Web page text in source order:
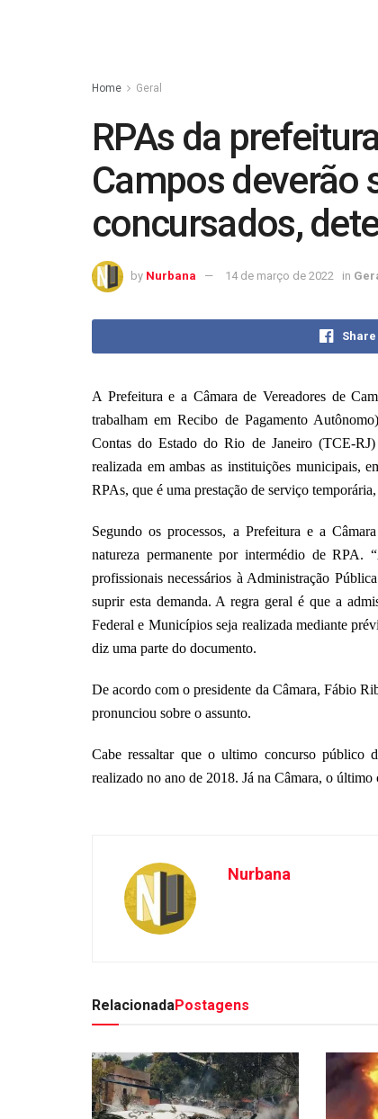
Home Geral
RPAs da
Campos deverão
concursados,
by Nurbana 14 de março de 2022 in
A Prefeitura e a Câmara de Vereadores de
trabalham em Recibo de Pagamento
Contas do Estado do Rio de Janeiro (TCE-
realizada em ambas as instituições municipais,
RPAs, que é uma prestação de serviço
Segundo os processos, a Prefeitura e a
natureza permanente por intermédio de RPA.
profissionais necessários à Administração
suprir esta demanda. A regra geral é que a
Federal e Municípios seja realizada mediante
diz uma parte do documento.
De acordo com o presidente da Câmara, Fábio
pronunciou sobre o assunto.
Cabe ressaltar que o ultimo concurso público
realizado no ano de 2018. Já na Câmara, o
Nurbana
RelacionadaPostagens